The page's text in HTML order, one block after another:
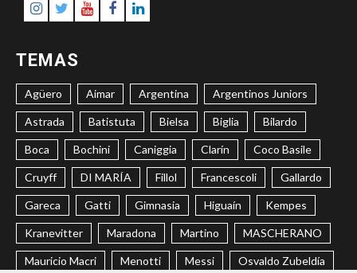
Instagram
Twitter
Youtube
Facebook
LinkedIn
TEMAS
Agüero Aimar Argentina Argentinos Juniors
Astrada Batistuta Bielsa Biglia Bilardo
Boca Bochini Caniggia Clarín Coco Basile
Cruyff DI MARÍA Fillol Francescoli Gallardo
Gareca Gatti Gimnasia Higuaín Kempes
Kranevitter Maradona Martino MASCHERANO
Mauricio Macri Menotti Messi Osvaldo Zubeldía